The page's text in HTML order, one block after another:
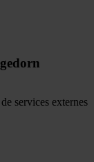
services externes